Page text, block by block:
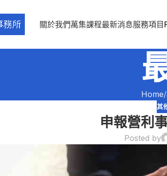
關於我們萬集課程最新消息服務項目
Home
其
申報營利
Posted by